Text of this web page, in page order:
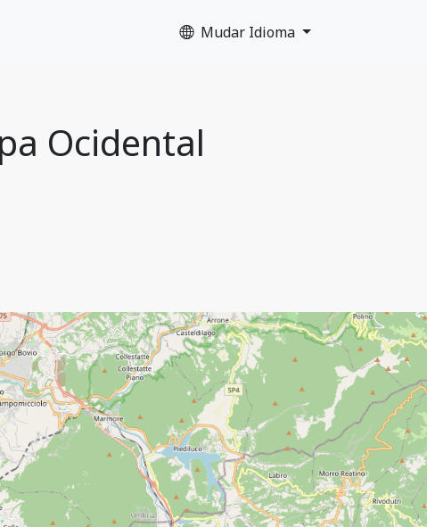
Mudar Idioma
Ocidental